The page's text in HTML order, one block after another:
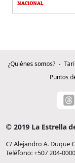
NACIONAL
¿Quiénes somos?
Puntos
© 2019 La Estrella
C/ Alejandro A. Duque
Teléfono: +507 204-0000